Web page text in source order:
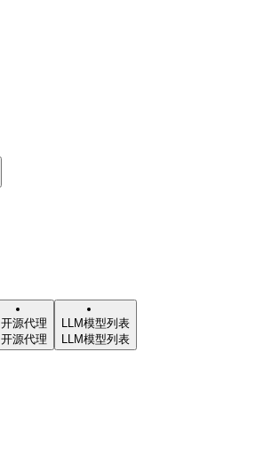
开源代理
开源代理
LLM模型列表
LLM模型列表